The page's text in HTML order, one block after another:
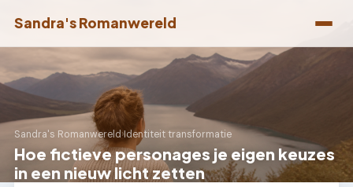
Sandra's Romanwereld
Sandra's Romanwereld›Identiteit transformatie
Hoe fictieve personages je eigen keuzes
in een nieuw licht zetten